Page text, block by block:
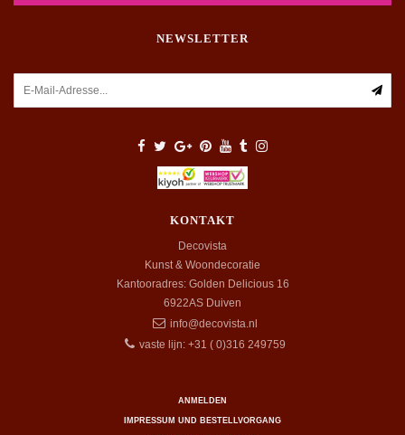
NEWSLETTER
KONTAKT
Decovista
Kunst & Woondecoratie
Kantooradres: Golden Delicious 16
6922AS Duiven
info@decovista.nl
vaste lijn: +31 ( 0)316 249759
ANMELDEN
IMPRESSUM UND BESTELLVORGANG